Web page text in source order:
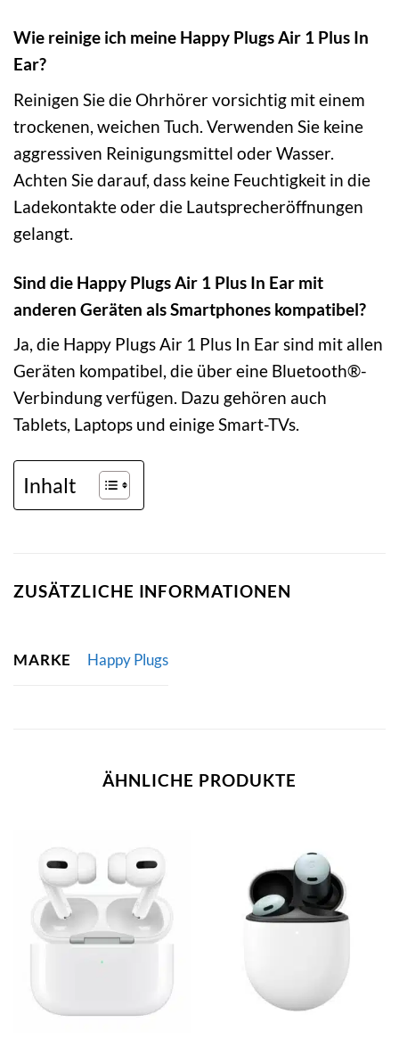
Wie reinige ich meine Happy Plugs Air 1 Plus In
Ear?
Reinigen Sie die Ohrhörer vorsichtig mit einem
trockenen, weichen Tuch. Verwenden Sie keine
aggressiven Reinigungsmittel oder Wasser.
Achten Sie darauf, dass keine Feuchtigkeit in die
Ladekontakte oder die Lautsprecheröffnungen
gelangt.
Sind die Happy Plugs Air 1 Plus In Ear mit
anderen Geräten als Smartphones kompatibel?
Ja, die Happy Plugs Air 1 Plus In Ear sind mit allen
Geräten kompatibel, die über eine Bluetooth®-
Verbindung verfügen. Dazu gehören auch
Tablets, Laptops und einige Smart-TVs.
Inhalt
ZUSÄTZLICHE INFORMATIONEN
MARKE Happy Plugs
ÄHNLICHE PRODUKTE